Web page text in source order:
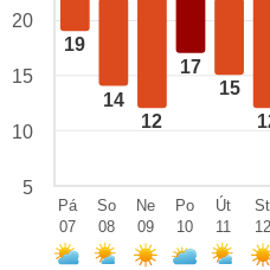
19
14
12
17
15
20
15
10
5
Pá
07
So
08
Ne
09
Po
10
Út
11
St
12